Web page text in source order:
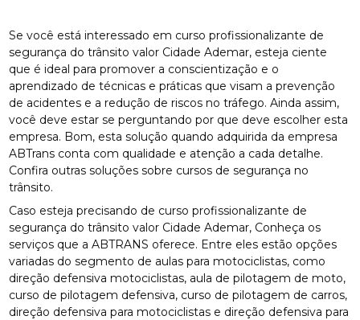
Se você está interessado em curso profissionalizante de
segurança do trânsito valor Cidade Ademar, esteja ciente
que é ideal para promover a conscientização e o
aprendizado de técnicas e práticas que visam a prevenção
de acidentes e a redução de riscos no tráfego. Ainda assim,
você deve estar se perguntando por que deve escolher esta
empresa. Bom, esta solução quando adquirida da empresa
ABTrans conta com qualidade e atenção a cada detalhe.
Confira outras soluções sobre cursos de segurança no
trânsito.
Caso esteja precisando de curso profissionalizante de
segurança do trânsito valor Cidade Ademar, Conheça os
serviços que a ABTRANS oferece. Entre eles estão opções
variadas do segmento de aulas para motociclistas, como
direção defensiva motociclistas, aula de pilotagem de moto,
curso de pilotagem defensiva, curso de pilotagem de carros,
direção defensiva para motociclistas e direção defensiva para